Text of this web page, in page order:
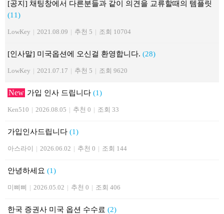
[공지] 채팅창에서 다른분들과 같이 의견을 교류할때의 템플릿
(11)
LowKey | 2021.08.09 | 추천 5 | 조회 10704
[인사말] 미국옵션에 오신걸 환영합니다. (28)
LowKey | 2021.07.17 | 추천 5 | 조회 9620
New 가입 인사 드립니다 (1)
Ken510 | 2026.08.05 | 추천 0 | 조회 33
가입인사드립니다 (1)
아스라이 | 2026.06.02 | 추천 0 | 조회 144
안녕하세요 (1)
미삐삐 | 2026.05.02 | 추천 0 | 조회 406
한국 증권사 미국 옵션 수수료 (2)